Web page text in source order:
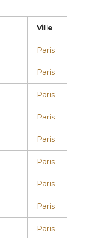
Ville
Paris
Paris
Paris
Paris
Paris
Paris
Paris
Paris
Paris